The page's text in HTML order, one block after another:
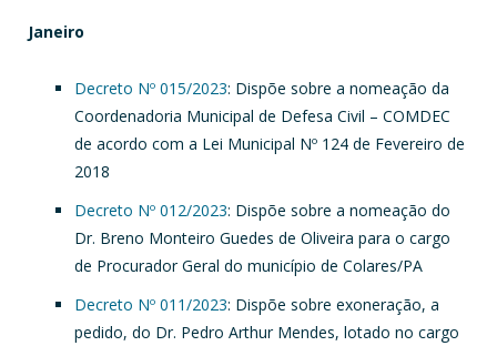
Janeiro
Decreto Nº 015/2023: Dispõe sobre a nomeação da
Coordenadoria Municipal de Defesa Civil – COMDEC
de acordo com a Lei Municipal Nº 124 de Fevereiro de
2018
Decreto Nº 012/2023: Dispõe sobre a nomeação do
Dr. Breno Monteiro Guedes de Oliveira para o cargo
de Procurador Geral do município de Colares/PA
Decreto Nº 011/2023: Dispõe sobre exoneração, a
pedido, do Dr. Pedro Arthur Mendes, lotado no cargo